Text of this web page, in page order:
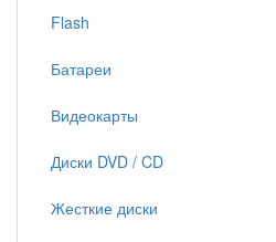
Flash
Батареи
Видеокарты
Диски DVD / CD
Жесткие диски